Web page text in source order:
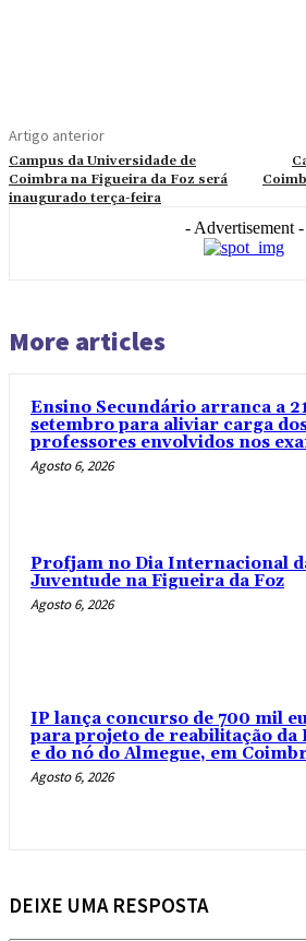
Artigo anterior
Campus da Universidade de
Coimbra na Figueira da Foz será
inaugurado terça-feira
- Advertisement -
More articles
Ensino Secundário arranca a
setembro para aliviar carga
professores envolvidos nos
Agosto 6, 2026
Profjam no Dia Internacional
Juventude na Figueira da Foz
Agosto 6, 2026
IP lança concurso de 700 mil
para projeto de reabilitação da
e do nó do Almegue, em
Agosto 6, 2026
DEIXE UMA RESPOSTA